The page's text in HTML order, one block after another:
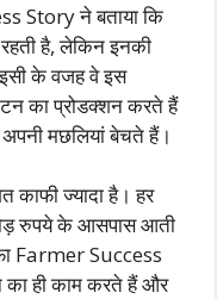
Story ने बताया कि
रहती है, लेकिन इनकी
के वजह वे इस
का प्रोडक्शन करते हैं
अपनी मछलियां बेचते हैं।
काफी ज्यादा है। हर
रुपये के आसपास आती
Farmer Success
का ही काम करते हैं और